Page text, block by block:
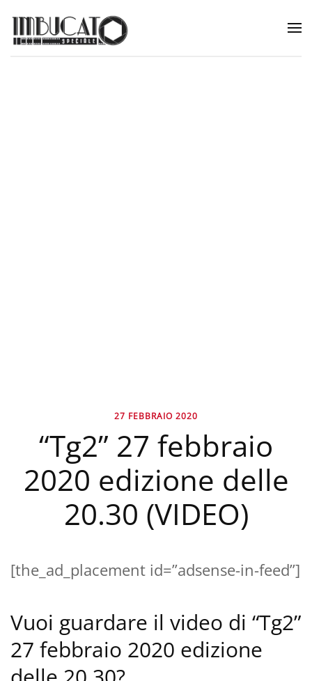
27 FEBBRAIO 2020
“Tg2” 27 febbraio
2020 edizione delle
20.30 (VIDEO)
[the_ad_placement id=”adsense-in-feed”]
Vuoi guardare il video di “Tg2”
27 febbraio 2020 edizione